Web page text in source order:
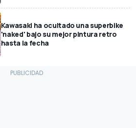
Kawasaki ha ocultado una superbike
'naked' bajo su mejor pintura retro
hasta la fecha